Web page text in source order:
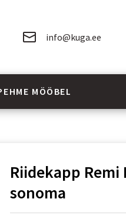
info@kuga.ee
MÖÖBEL
Riidekapp Remi
sonoma